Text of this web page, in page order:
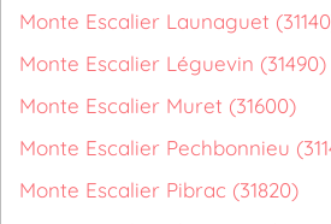
Monte Escalier Launaguet
Monte Escalier Léguevin (31490)
Monte Escalier Muret (31600)
Monte Escalier Pechbonnieu
Monte Escalier Pibrac (31820)